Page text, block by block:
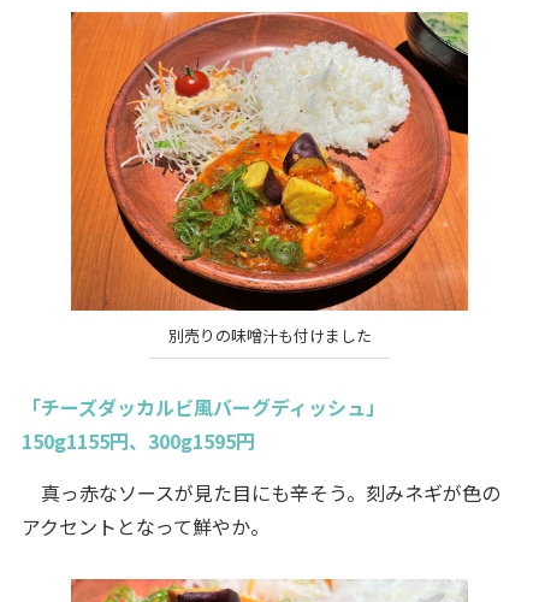
別売りの味噌汁も付けました
「チーズダッカルビ風バーグディッシュ」
150g1155円、300g1595円
真っ赤なソースが見た目にも辛そう。刻みネギが色の
アクセントとなって鮮やか。